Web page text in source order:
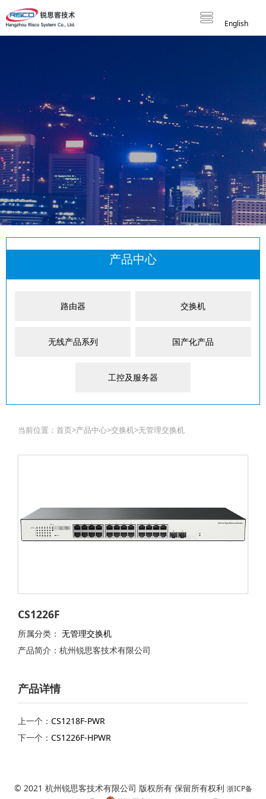
English
产品中心
路由器 交换机
无线产品系列 国产化产品
工控及服务器
当前位置： 首页>产品中心>交换机>无管理交换机
CS1226F
所属分类： 无管理交换机
产品简介：杭州锐思客技术有限公司
产品详情
上一个： CS1218F-PWR
下一个： CS1226F-HPWR
© 2021 杭州锐思客技术有限公司 版权所有 保留所有权利 浙ICP备